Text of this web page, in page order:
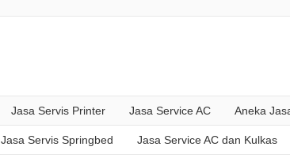
Jasa Servis Printer Jasa Service AC Aneka
Jasa Servis Springbed Jasa Service AC dan Kulkas